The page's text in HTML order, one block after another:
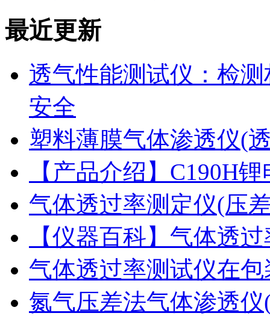
最近更新
透气性能测试仪：检
安全
塑料薄膜气体渗透仪(
【产品介绍】C190H
气体透过率测定仪(压
【仪器百科】气体透
气体透过率测试仪在
氮气压差法气体渗透